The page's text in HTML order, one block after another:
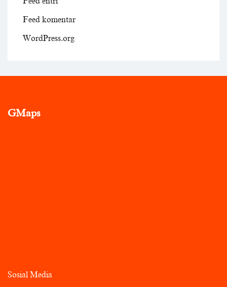
Feed komentar
WordPress.org
GMaps
Sosial Media